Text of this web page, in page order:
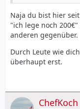
Naja du bist hier
"ich lege noch
anderen gegenüber.
Durch Leute wie
überhaupt erst.
ChefKoch